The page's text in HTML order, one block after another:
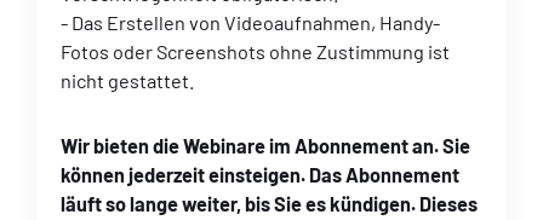
- Das Erstellen von Videoaufnahmen, Handy-
Fotos oder Screenshots ohne Zustimmung ist
nicht gestattet.
Wir bieten die Webinare im Abonnement an. Sie
können jederzeit einsteigen. Das Abonnement
läuft so lange weiter, bis Sie es kündigen. Dieses